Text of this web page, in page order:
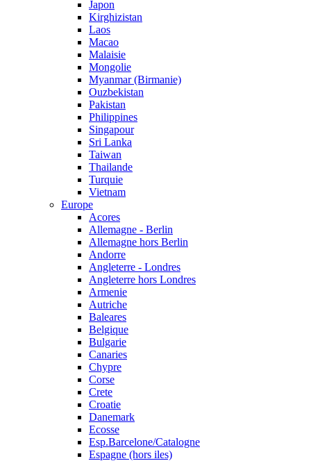
Japon
Kirghizistan
Laos
Macao
Malaisie
Mongolie
Myanmar (Birmanie)
Ouzbekistan
Pakistan
Philippines
Singapour
Sri Lanka
Taiwan
Thailande
Turquie
Vietnam
Europe
Acores
Allemagne - Berlin
Allemagne hors Berlin
Andorre
Angleterre - Londres
Angleterre hors Londres
Armenie
Autriche
Baleares
Belgique
Bulgarie
Canaries
Chypre
Corse
Crete
Croatie
Danemark
Ecosse
Esp.Barcelone/Catalogne
Espagne (hors iles)